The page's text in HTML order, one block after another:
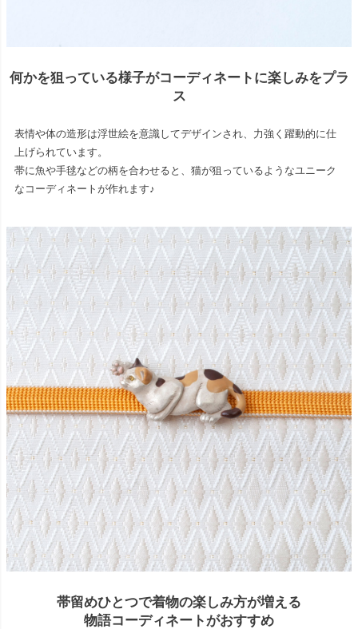
何かを狙っている様子がコーディネートに楽しみをプラ
ス
表情や体の造形は浮世絵を意識してデザインされ、力強く躍動的に仕
上げられています。
帯に魚や手毬などの柄を合わせると、猫が狙っているようなユニーク
なコーディネートが作れます♪
帯留めひとつで着物の楽しみ方が増える
物語コーディネートがおすすめ